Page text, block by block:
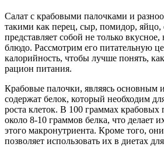
Салат с крабовыми палочками и
такими как перец, сыр, помидор, яйцо,
представляет собой не только
блюдо. Рассмотрим его питательную
калорийность, чтобы лучше понять,
рацион питания.
Крабовые палочки, являясь основным
содержат белок, который необходим
роста клеток. В 100 граммах крабовых
около 8-10 граммов белка, что делает
этого макронутриента. Кроме того,
позволяет использовать их в диетах